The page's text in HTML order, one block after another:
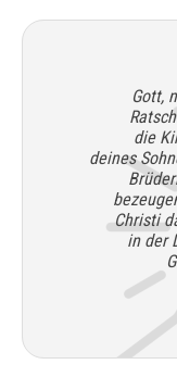
Gott,
die
deines
Christi
in der